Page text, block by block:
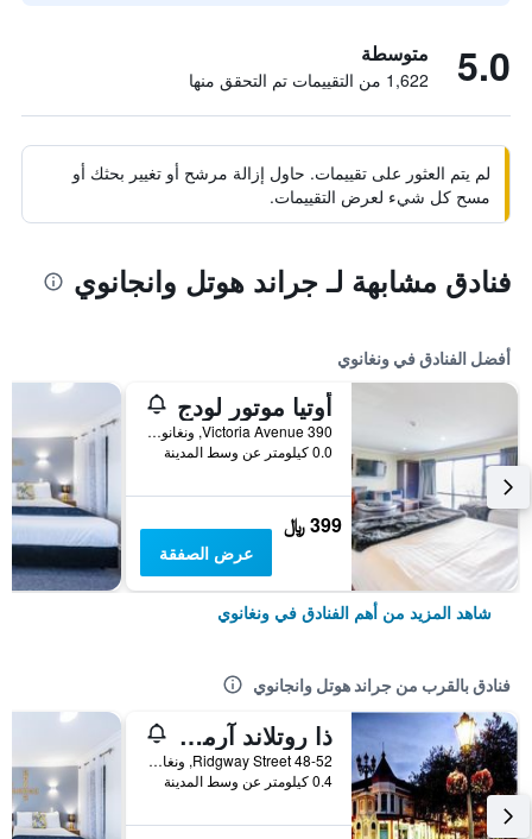
5.0 متوسطة
1,622 من التقييمات تم التحقق منها
لم يتم العثور على تقييمات. حاول إزالة مرشح أو تغيير بحثك أو
مسح كل شيء لعرض التقييمات.
فنادق مشابهة لـ جراند هوتل وانجانوي
أفضل الفنادق في ونغانوي
أوتيا موتور لودج
390 Victoria Avenue, ونغانوي, نيوزيلندا
0.0 كيلومتر عن وسط المدينة
399 ﷼
عرض الصفقة
شاهد المزيد من أهم الفنادق في ونغانوي
فنادق بالقرب من جراند هوتل وانجانوي
ذا روتلاند آرمز إن
48-52 Ridgway Street, ونغانوي, نيوزيلندا
0.4 كيلومتر عن وسط المدينة